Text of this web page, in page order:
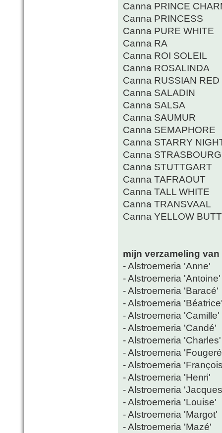
Canna PRINCE
Canna PRINCESS
Canna PURE WHITE
Canna RA
Canna ROI SOLEIL
Canna ROSALINDA
Canna RUSSIAN RED
Canna SALADIN
Canna SALSA
Canna SAUMUR
Canna SEMAPHORE
Canna STARRY
Canna STRASBOURG
Canna STUTTGART
Canna TAFRAOUT
Canna TALL WHITE
Canna TRANSVAAL
Canna YELLOW
mijn verzameling
- Alstroemeria 'Anne'
- Alstroemeria 'Antoine'
- Alstroemeria 'Baracé'
- Alstroemeria
- Alstroemeria 'Camille'
- Alstroemeria 'Candé'
- Alstroemeria 'Charles'
- Alstroemeria
- Alstroemeria
- Alstroemeria 'Henri'
- Alstroemeria
- Alstroemeria 'Louise'
- Alstroemeria 'Margot'
- Alstroemeria 'Mazé'